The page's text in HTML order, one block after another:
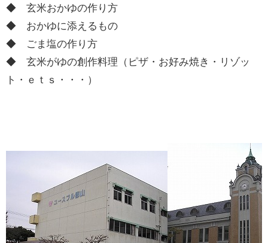
◆ 玄米おかゆの作り方
◆ おかゆに添えるもの
◆ ごま塩の作り方
◆ 玄米がゆの創作料理（ピザ・お好み焼き・リゾッ
ト・ｅｔｓ・・・）